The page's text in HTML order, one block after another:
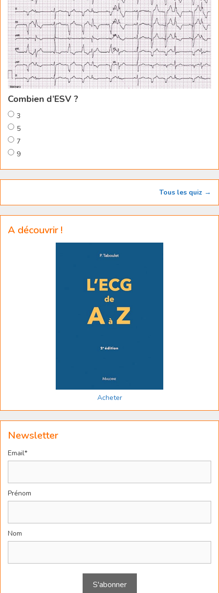
Combien d’ESV ?
3
5
7
9
Tous les quiz →
A découvrir !
Acheter
Newsletter
Email*
Prénom
Nom